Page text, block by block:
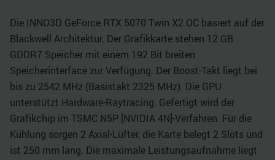
Die INNO3D GeForce RTX 5070 Twin X2 OC basiert auf der
Blackwell Architektur. Der Grafikkarte stehen 12 GB
GDDR7 Speicher mit einem 192 Bit breiten
Speicherinterface zur Verfügung. Der Boost-Takt liegt bei
bis zu 2542 MHz (Basistakt 2325 MHz). Die GPU
unterstützt Hardware-Raytracing. Gefertigt wird der
Grafikchip im TSMC N5P [NVIDIA 4N]-Verfahren. Für die
Kühlung sorgen 2 Axial-Lüfter, die Karte belegt 2 Slots und
ist 250 mm lang. Die maximale Leistungsaufnahme liegt